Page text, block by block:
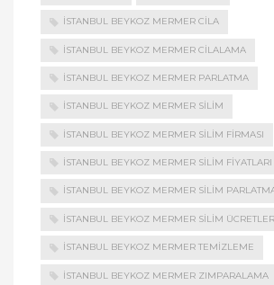
İSTANBUL BEYKOZ MERMER CILA
İSTANBUL BEYKOZ MERMER CILALAMA
İSTANBUL BEYKOZ MERMER PARLATMA
İSTANBUL BEYKOZ MERMER SILIM
İSTANBUL BEYKOZ MERMER SILIM FIRMASI
İSTANBUL BEYKOZ MERMER SILIM FIYATLARI
İSTANBUL BEYKOZ MERMER SILIM
İSTANBUL BEYKOZ MERMER SILIM
İSTANBUL BEYKOZ MERMER TEMIZLEME
İSTANBUL BEYKOZ MERMER ZIMPARALAMA